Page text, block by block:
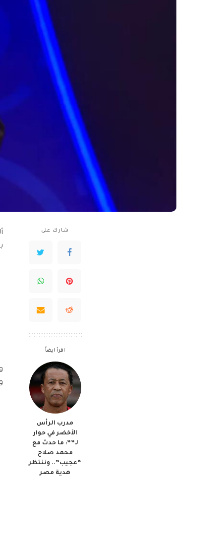
شارك على
اقرأ ايضاً
مدرب الرأس
الأخضر في حوار
لـ””: ما حدث مع
محمد صلاح
“عجيب”.. وننتظر
هدية مصر